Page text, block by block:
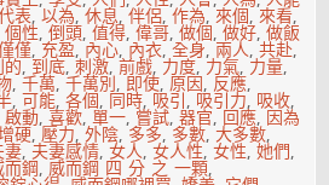
表,以為,休息,伴侶,作為,來個,來看,
個性,倒頭,值得,偉哥,做個,做好,做飯
僅, 充盈, 內心, 內衣,全身, 兩人,共赴,
的, 到底,刺激,前戲, 力度, 力氣, 力量,
,千萬,千萬別, 即使,原因, 反應,
,可能,各個, 同時, 吸引, 吸引力, 吸收,
啟動,喜歡,單一, 嘗試,器官, 回應, 因為
硬,壓力,外陰, 多多, 多數,大多數,
妻, 夫妻感情,女人,女人性,女性,她們,
而鋼,威而鋼 四 分 之 一顆,